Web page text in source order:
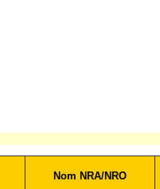
Nom NRA/NRO